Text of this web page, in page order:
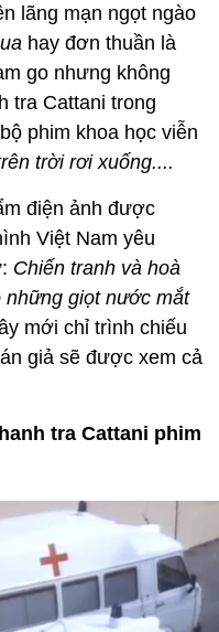
lãng mạn ngọt ngào
hay đơn thuần là
go nhưng không
tra Cattani trong
phim khoa học viễn
trời rơi xuống....
điện ảnh được
Việt Nam yêu
Chiến tranh và hoà
giọt nước mắt
mới chỉ trình chiếu
giả sẽ được xem cả
tra Cattani phim